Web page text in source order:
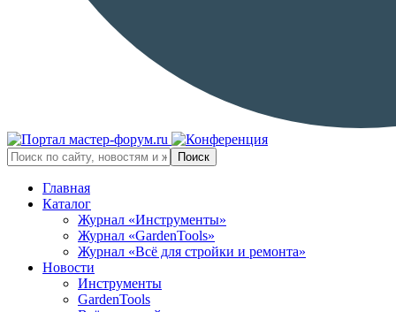
Главная
Каталог
Журнал «Инструменты»
Журнал «GardenTools»
Журнал «Всё для стройки и ремонта»
Новости
Инструменты
GardenTools